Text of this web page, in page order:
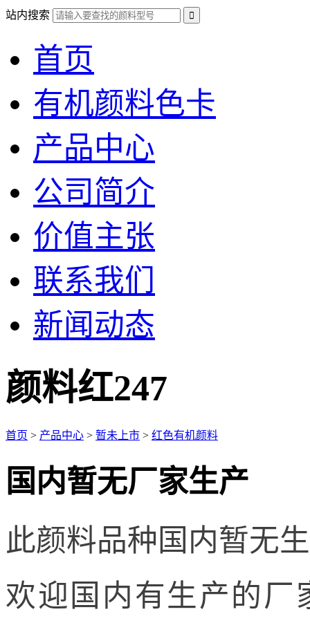
站内搜索
首页
有机颜料色卡
产品中心
公司简介
价值主张
联系我们
新闻动态
颜料红247
首页 > 产品中心 > 暂未上市 > 红色有机颜料
国内暂无厂家生产
此颜料品种国内暂无
欢迎国内有生产的厂